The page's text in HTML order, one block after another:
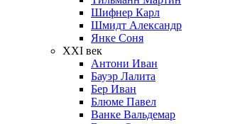
Шифнер Карл
Шмидт Александр
Янке Соня
XXI век
Антони Иван
Бауэр Лалита
Бер Иван
Блюме Павел
Ванке Вальдемар